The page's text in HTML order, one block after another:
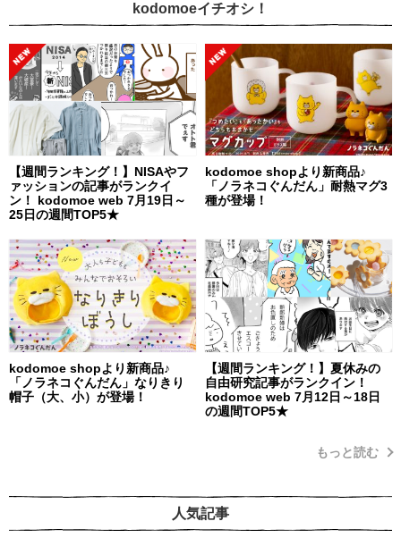
kodomoeイチオシ！
【週間ランキング！】NISAやフ
ァッションの記事がランクイ
ン！ kodomoe web 7月19日～
25日の週間TOP5★
kodomoe shopより新商品♪
「ノラネコぐんだん」耐熱マグ3
種が登場！
kodomoe shopより新商品♪
「ノラネコぐんだん」なりきり
帽子（大、小）が登場！
【週間ランキング！】夏休みの
自由研究記事がランクイン！
kodomoe web 7月12日～18日
の週間TOP5★
もっと読む
人気記事